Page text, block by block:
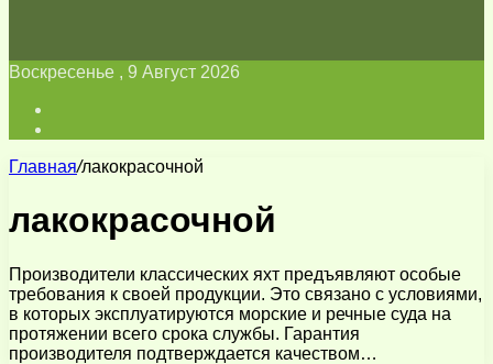
Воскресенье , 9 Август 2026
Главная/лакокрасочной
лакокрасочной
Производители классических яхт предъявляют особые
требования к своей продукции. Это связано с условиями,
в которых эксплуатируются морские и речные суда на
протяжении всего срока службы. Гарантия
производителя подтверждается качеством…